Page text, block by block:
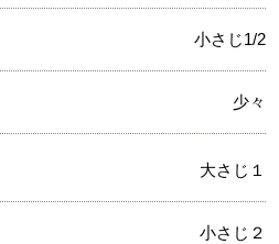
小さじ1/2
少々
大さじ１
小さじ２